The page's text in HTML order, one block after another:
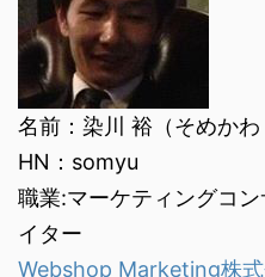
名前：染川 裕（そめかわ
HN：somyu
職業:マーケティングコ
イター
Webshop Marketing株